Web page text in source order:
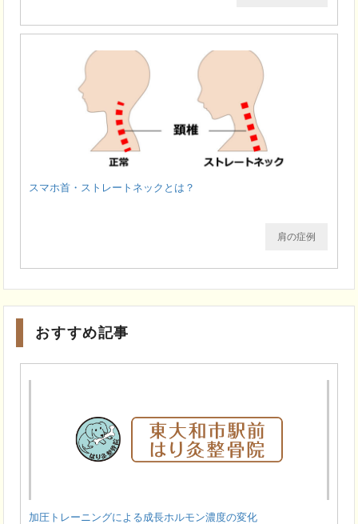
スマホ首・ストレートネックとは？
肩の症例
おすすめ記事
加圧トレーニングによる成長ホルモン濃度の変化